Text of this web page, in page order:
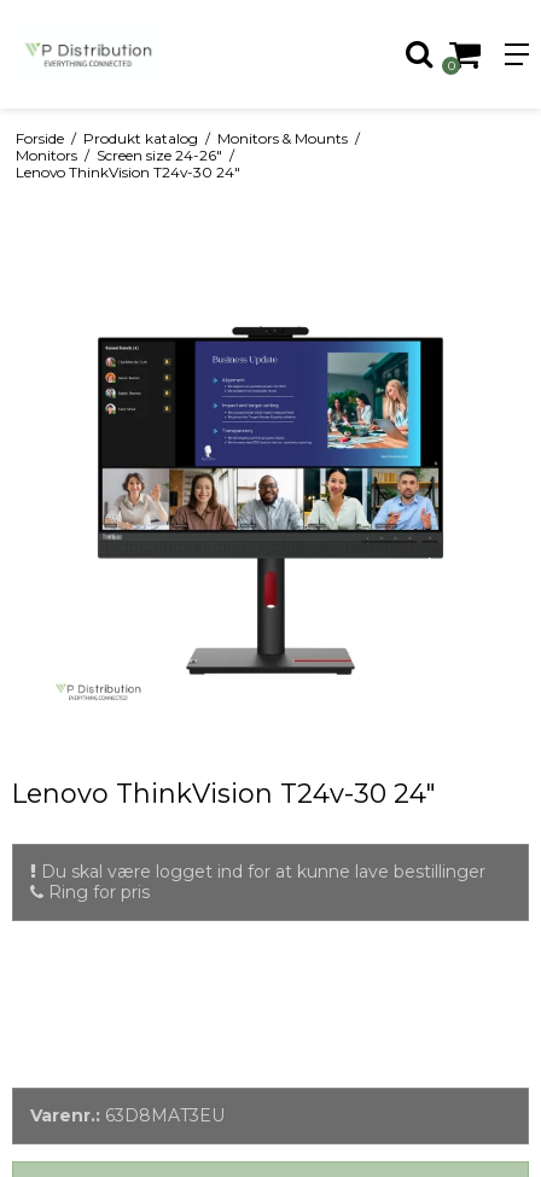
0
Forside / Produkt katalog / Monitors & Mounts /
Monitors / Screen size 24-26" /
Lenovo ThinkVision T24v-30 24"
Lenovo ThinkVision T24v-30 24"
Du skal være logget ind for at kunne lave bestillinger
Ring for pris
Varenr.: 63D8MAT3EU